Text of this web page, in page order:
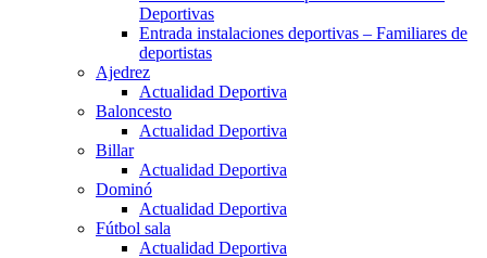
Deportivas
Entrada instalaciones deportivas – Familiares de
deportistas
Ajedrez
Actualidad Deportiva
Baloncesto
Actualidad Deportiva
Billar
Actualidad Deportiva
Dominó
Actualidad Deportiva
Fútbol sala
Actualidad Deportiva